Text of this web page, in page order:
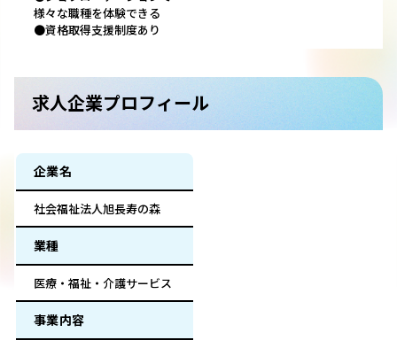
様々な職種を体験できる
●資格取得支援制度あり
求人企業プロフィール
企業名
社会福祉法人旭長寿の森
業種
医療・福祉・介護サービス
事業内容